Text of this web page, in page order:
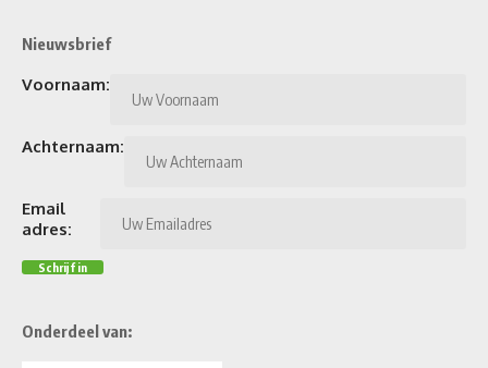
Nieuwsbrief
Voornaam:
Achternaam:
Email
adres:
Onderdeel van: